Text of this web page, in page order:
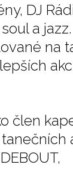
DJ
a jazz.
na
člen